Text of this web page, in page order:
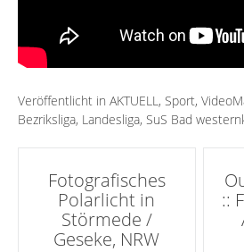
Veröffentlicht in AKTUELL , Sport, Video
Bezriksliga, Landesliga, SuS Bad
Artikel-
Navigation
Fotografisches
Polarlicht in
Störmede /
Geseke, NRW
::